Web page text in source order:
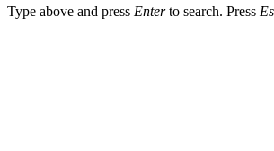
Type above and press Enterto search. Press